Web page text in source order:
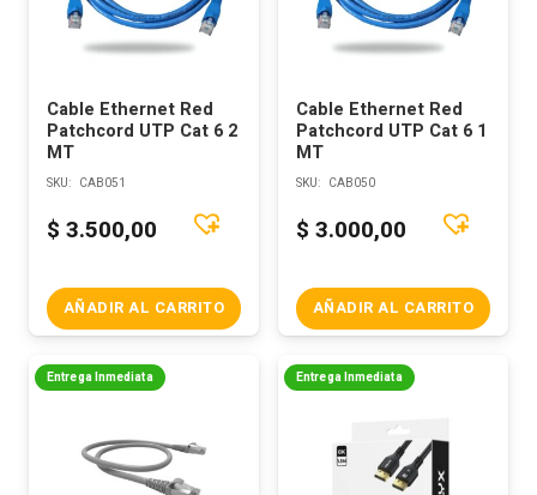
Cable Ethernet Red
Patchcord UTP Cat 6 2
MT
SKU: CAB051
$ 3.500,00
AÑADIR AL CARRITO
Cable Ethernet Red
Patchcord UTP Cat 6 1
MT
SKU: CAB050
$ 3.000,00
AÑADIR AL CARRITO
Entrega Inmediata Entrega Inmediata